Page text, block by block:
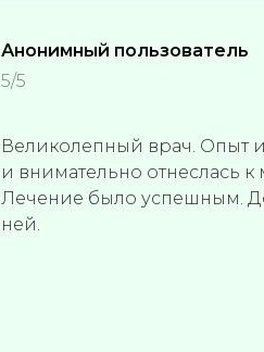
Анонимный пользователь
5/5
Великолепный врач. Опыт
и внимательно отнеслась
Лечение было успешным.
ней.